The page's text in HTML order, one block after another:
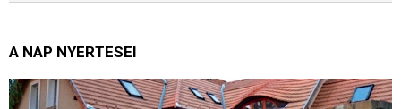
A NAP NYERTESEI